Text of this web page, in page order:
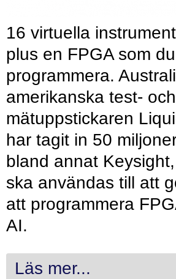
16 virtuella
plus en FPGA som
programmera.
amerikanska test- och
mätuppstickaren
har tagit in 50
bland annat
ska användas till att
att programmera
AI.
Läs mer...